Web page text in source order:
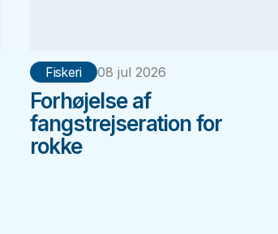
Fiskeri 08 jul 2026
Forhøjelse af
fangstrejseration for
rokke